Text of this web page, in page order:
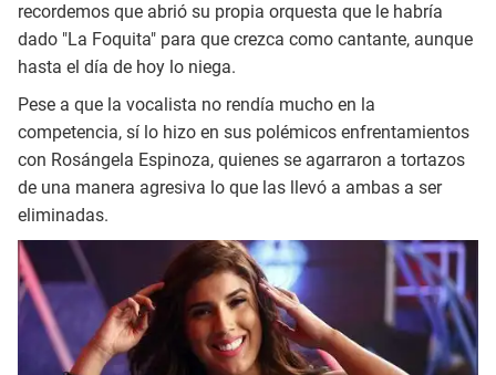
recordemos que abrió su propia orquesta que le habría
dado "La Foquita" para que crezca como cantante, aunque
hasta el día de hoy lo niega.
Pese a que la vocalista no rendía mucho en la
competencia, sí lo hizo en sus polémicos enfrentamientos
con Rosángela Espinoza, quienes se agarraron a tortazos
de una manera agresiva lo que las llevó a ambas a ser
eliminadas.